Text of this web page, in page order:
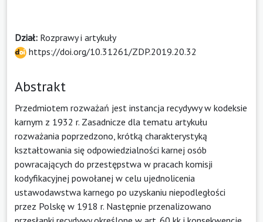
Dział: Rozprawy i artykuły
https://doi.org/10.31261/ZDP.2019.20.32
Abstrakt
Przedmiotem rozważań jest instancja recydywy w kodeksie
karnym z 1932 r. Zasadnicze dla tematu artykułu
rozważania poprzedzono, krótką charakterystyką
kształtowania się odpowiedzialności karnej osób
powracających do przestępstwa w pracach komisji
kodyfikacyjnej powołanej w celu ujednolicenia
ustawodawstwa karnego po uzyskaniu niepodległości
przez Polskę w 1918 r. Następnie przenalizowano